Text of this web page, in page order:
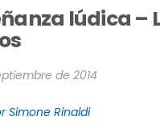
lúdica –
de 2014
Simone Rinaldi